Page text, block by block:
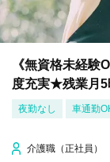
《無資格未経験
度充実★残業月
夜勤なし 車通勤
介護職（正社員）